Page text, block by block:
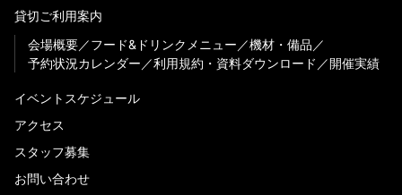
貸切ご利用案内
会場概要
フード&ドリンクメニュー
機材・備品
予約状況カレンダー
利用規約・資料ダウンロード 開催実績
イベントスケジュール
アクセス
スタッフ募集
お問い合わせ